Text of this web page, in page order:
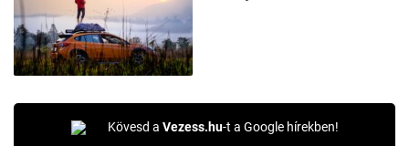
Kövesd a Vezess.hu-t a Google hírekben!